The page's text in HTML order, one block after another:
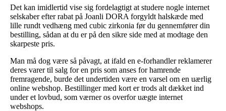
Det kan imidlertid vise sig fordelagtigt at studere nogle internet
selskaber efter rabat på Joanli DORA forgyldt halskæde med
lille rundt vedhæng med cubic zirkonia før du gennemfører din
bestilling, sådan at du er på den sikre side med at modtage den
skarpeste pris.
Man må dog være så påvagt, at ifald en e-forhandler reklamerer
deres varer til salg for en pris som anses for hamrende
fremragende, burde det undertiden være en varsel om en uærlig
online webshop. Bestillinger med kort er trods alt dækket ind
under et lovbud, som værner os overfor uægte internet
webshops.